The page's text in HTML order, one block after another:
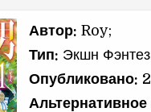
Автор: Roy;
Тип: Экшн
Опубликовано:
Альтернативное